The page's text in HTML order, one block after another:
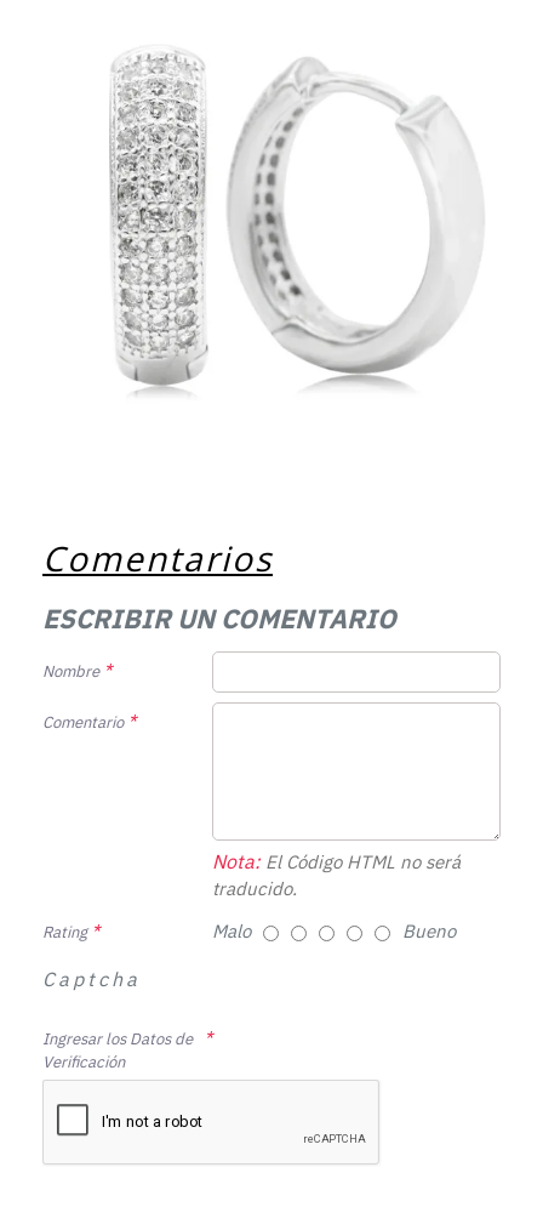
Comentarios
ESCRIBIR UN COMENTARIO
Nombre
Comentario
Nota:El Código HTML no será
traducido.
Rating Malo Bueno
Captcha
Ingresar los Datos de
Verificación